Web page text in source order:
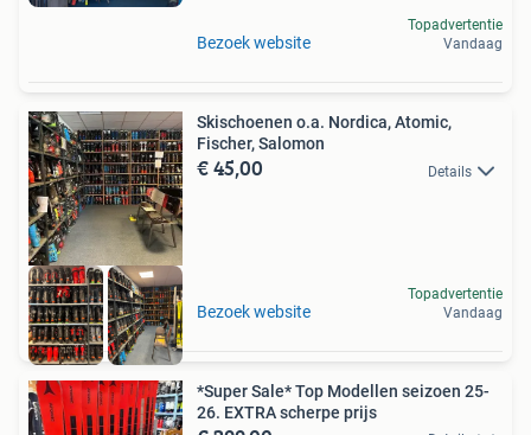
Bezoek website
Topadvertentie
Vandaag
Skischoenen o.a. Nordica, Atomic,
Fischer, Salomon
€ 45,00 Details
Bezoek website
Topadvertentie
Vandaag
*Super Sale* Top Modellen seizoen 25-
26. EXTRA scherpe prijs